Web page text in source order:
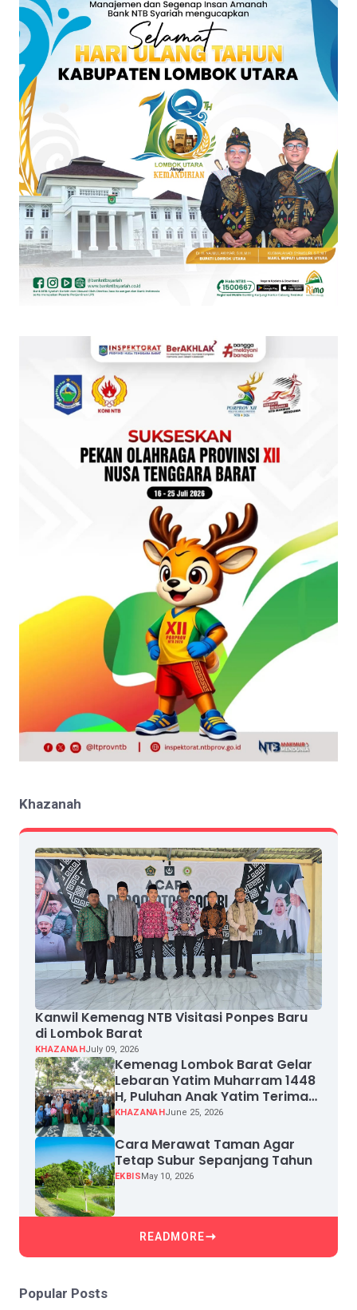
Khazanah
Kanwil Kemenag NTB Visitasi Ponpes Baru
di Lombok Barat
KHAZANAHJuly 09, 2026
Kemenag Lombok Barat Gelar
Lebaran Yatim Muharram 1448
H, Puluhan Anak Yatim Terima
Santunan
KHAZANAHJune 25, 2026
Cara Merawat Taman Agar
Tetap Subur Sepanjang Tahun
EKBISMay 10, 2026
READMORE
Popular Posts